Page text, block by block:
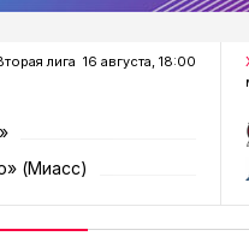
лига 16 августа, 18:00
(Миасс)